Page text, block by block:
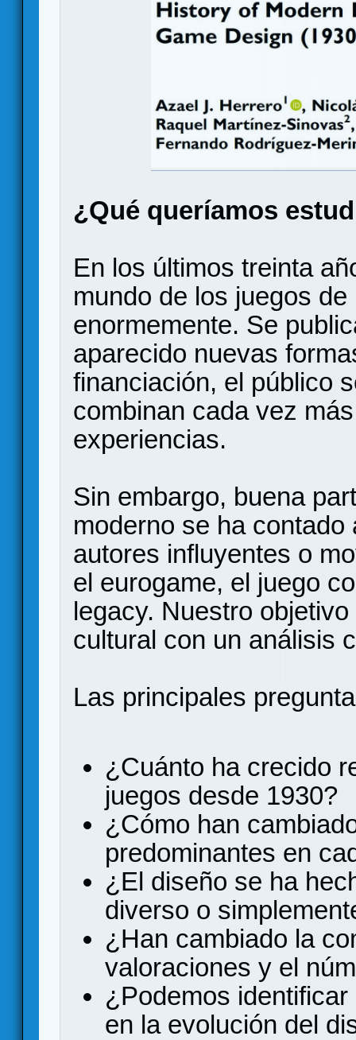
¿Qué queríamos
En los últimos treinta
mundo de los juegos
enormemente. Se
aparecido nuevas
financiación, el público
combinan cada vez
experiencias.
Sin embargo, buena
moderno se ha
autores influyentes o
el eurogame, el juego
legacy. Nuestro
cultural con un análisis
Las principales
¿Cuánto ha crecido
juegos desde 1930?
¿Cómo han
predominantes en
¿El diseño se ha
diverso o
¿Han cambiado la
valoraciones y el
¿Podemos
en la evolución del